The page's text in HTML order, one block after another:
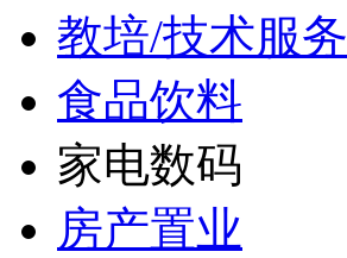
教培/技术服务
食品饮料
家电数码
房产置业